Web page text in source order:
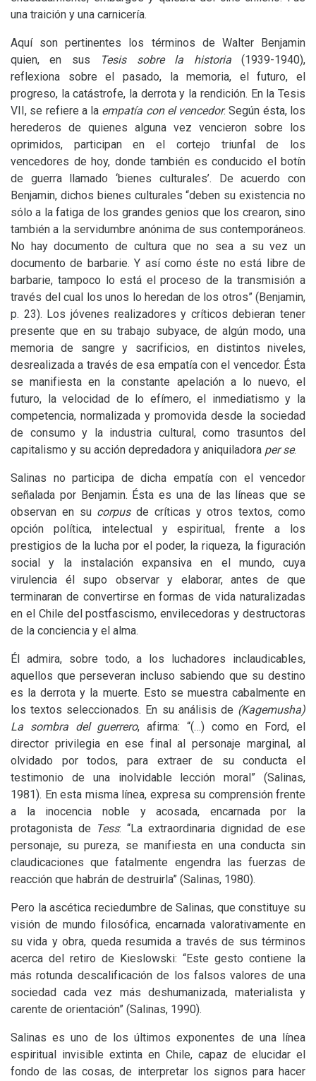
una traición y una carnicería.
Aquí son pertinentes los términos de Walter Benjamin
quien, en sus
Tesis sobre la historia(1939-1940),
reflexiona sobre el pasado, la memoria, el futuro, el
progreso, la catástrofe, la derrota y la rendición. En la Tesis
VII, se refiere a la empatía con el vencedor. Según ésta, los
herederos de quienes alguna vez vencieron sobre los
oprimidos, participan en el cortejo triunfal de los
vencedores de hoy, donde también es conducido el botín
de guerra llamado ‘bienes culturales’. De acuerdo con
Benjamin, dichos bienes culturales “deben su existencia no
sólo a la fatiga de los grandes genios que los crearon, sino
también a la servidumbre anónima de sus contemporáneos.
No hay documento de cultura que no sea a su vez un
documento de barbarie. Y así como éste no está libre de
barbarie, tampoco lo está el proceso de la transmisión a
través del cual los unos lo heredan de los otros” (Benjamin,
p. 23). Los jóvenes realizadores y críticos debieran tener
presente que en su trabajo subyace, de algún modo, una
memoria de sangre y sacrificios, en distintos niveles,
desrealizada a través de esa empatía con el vencedor. Ésta
se manifiesta en la constante apelación a lo nuevo, el
futuro, la velocidad de lo efímero, el inmediatismo y la
competencia, normalizada y promovida desde la sociedad
de consumo y la industria cultural, como trasuntos del
capitalismo y su acción depredadora y aniquiladora per se.
Salinas no participa de dicha empatía con el vencedor
señalada por Benjamin. Ésta es una de las líneas que se
observan en su corpusde críticas y otros textos, como
opción política, intelectual y espiritual, frente a los
prestigios de la lucha por el poder, la riqueza, la figuración
social y la instalación expansiva en el mundo, cuya
virulencia él supo observar y elaborar, antes de que
terminaran de convertirse en formas de vida naturalizadas
en el Chile del postfascismo, envilecedoras y destructoras
de la conciencia y el alma.
Él admira, sobre todo, a los luchadores inclaudicables,
aquellos que perseveran incluso sabiendo que su destino
es la derrota y la muerte. Esto se muestra cabalmente en
los textos seleccionados. En su análisis de (Kagemusha)
La sombra del guerrero, afirma: “(…) como en Ford, el
director privilegia en ese final al personaje marginal, al
olvidado por todos, para extraer de su conducta el
testimonio de una inolvidable lección moral” (Salinas,
1981). En esta misma línea, expresa su comprensión frente
a la inocencia noble y acosada, encarnada por la
protagonista de Tess: “La extraordinaria dignidad de ese
personaje, su pureza, se manifiesta en una conducta sin
claudicaciones que fatalmente engendra las fuerzas de
reacción que habrán de destruirla” (Salinas, 1980).
Pero la ascética reciedumbre de Salinas, que constituye su
visión de mundo filosófica, encarnada valorativamente en
su vida y obra, queda resumida a través de sus términos
acerca del retiro de Kieslowski: “Este gesto contiene la
más rotunda descalificación de los falsos valores de una
sociedad cada vez más deshumanizada, materialista y
carente de orientación” (Salinas, 1990).
Salinas es uno de los últimos exponentes de una línea
espiritual invisible extinta en Chile, capaz de elucidar el
fondo de las cosas, de interpretar los signos para hacer